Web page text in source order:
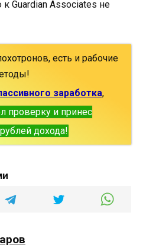
Guardian Associates не
есть и рабочие
заработка,
проверку и принес
дохода!